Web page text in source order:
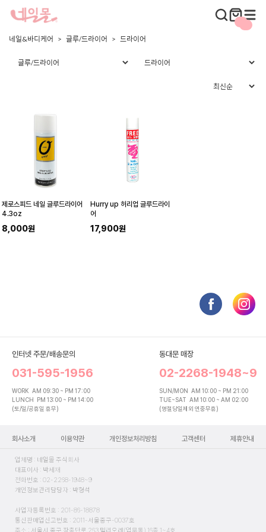
네일&바디케어 글루/드라이어 드라이어
제로스피드 네일 글루드라이어
4.3oz
8,000원
Hurry up 허리업 글루드라이
어
17,900원
인터넷 주문/배송문의
031-595-1956
WORK AM 09:30 ~ PM 17:00
LUNCH PM 13:00 ~ PM 14:00
(토/일/공휴일 휴무)
동대문 매장
02-2268-1948~9
SUN/MON AM 10:00 ~ PM 21:00
TUE~SAT AM 10:00 ~ AM 02:00
(명절당일제외 연중무휴)
회사소개 이용약관 개인정보처리방침 고객센터 제휴안내
업체명 : 네일몰 주식회사
대표이사 : 박세재
전화번호 : 02-2268-1948~9
개인정보관리담당자 : 박형석
사업자등록번호 : 201-86-18878
통신판매업신고번호 : 2011-서울중구-0037호